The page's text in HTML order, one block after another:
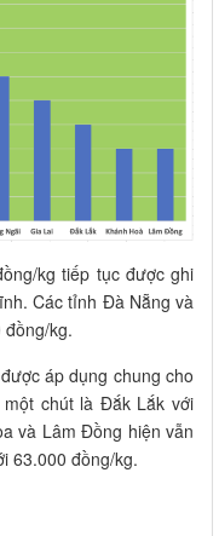
kg tiếp tục được ghi
Các tỉnh Đà Nẵng và
kg.
áp dụng chung cho
chút là Đắk Lắk với
và Lâm Đồng hiện vẫn
63.000 đồng/kg.